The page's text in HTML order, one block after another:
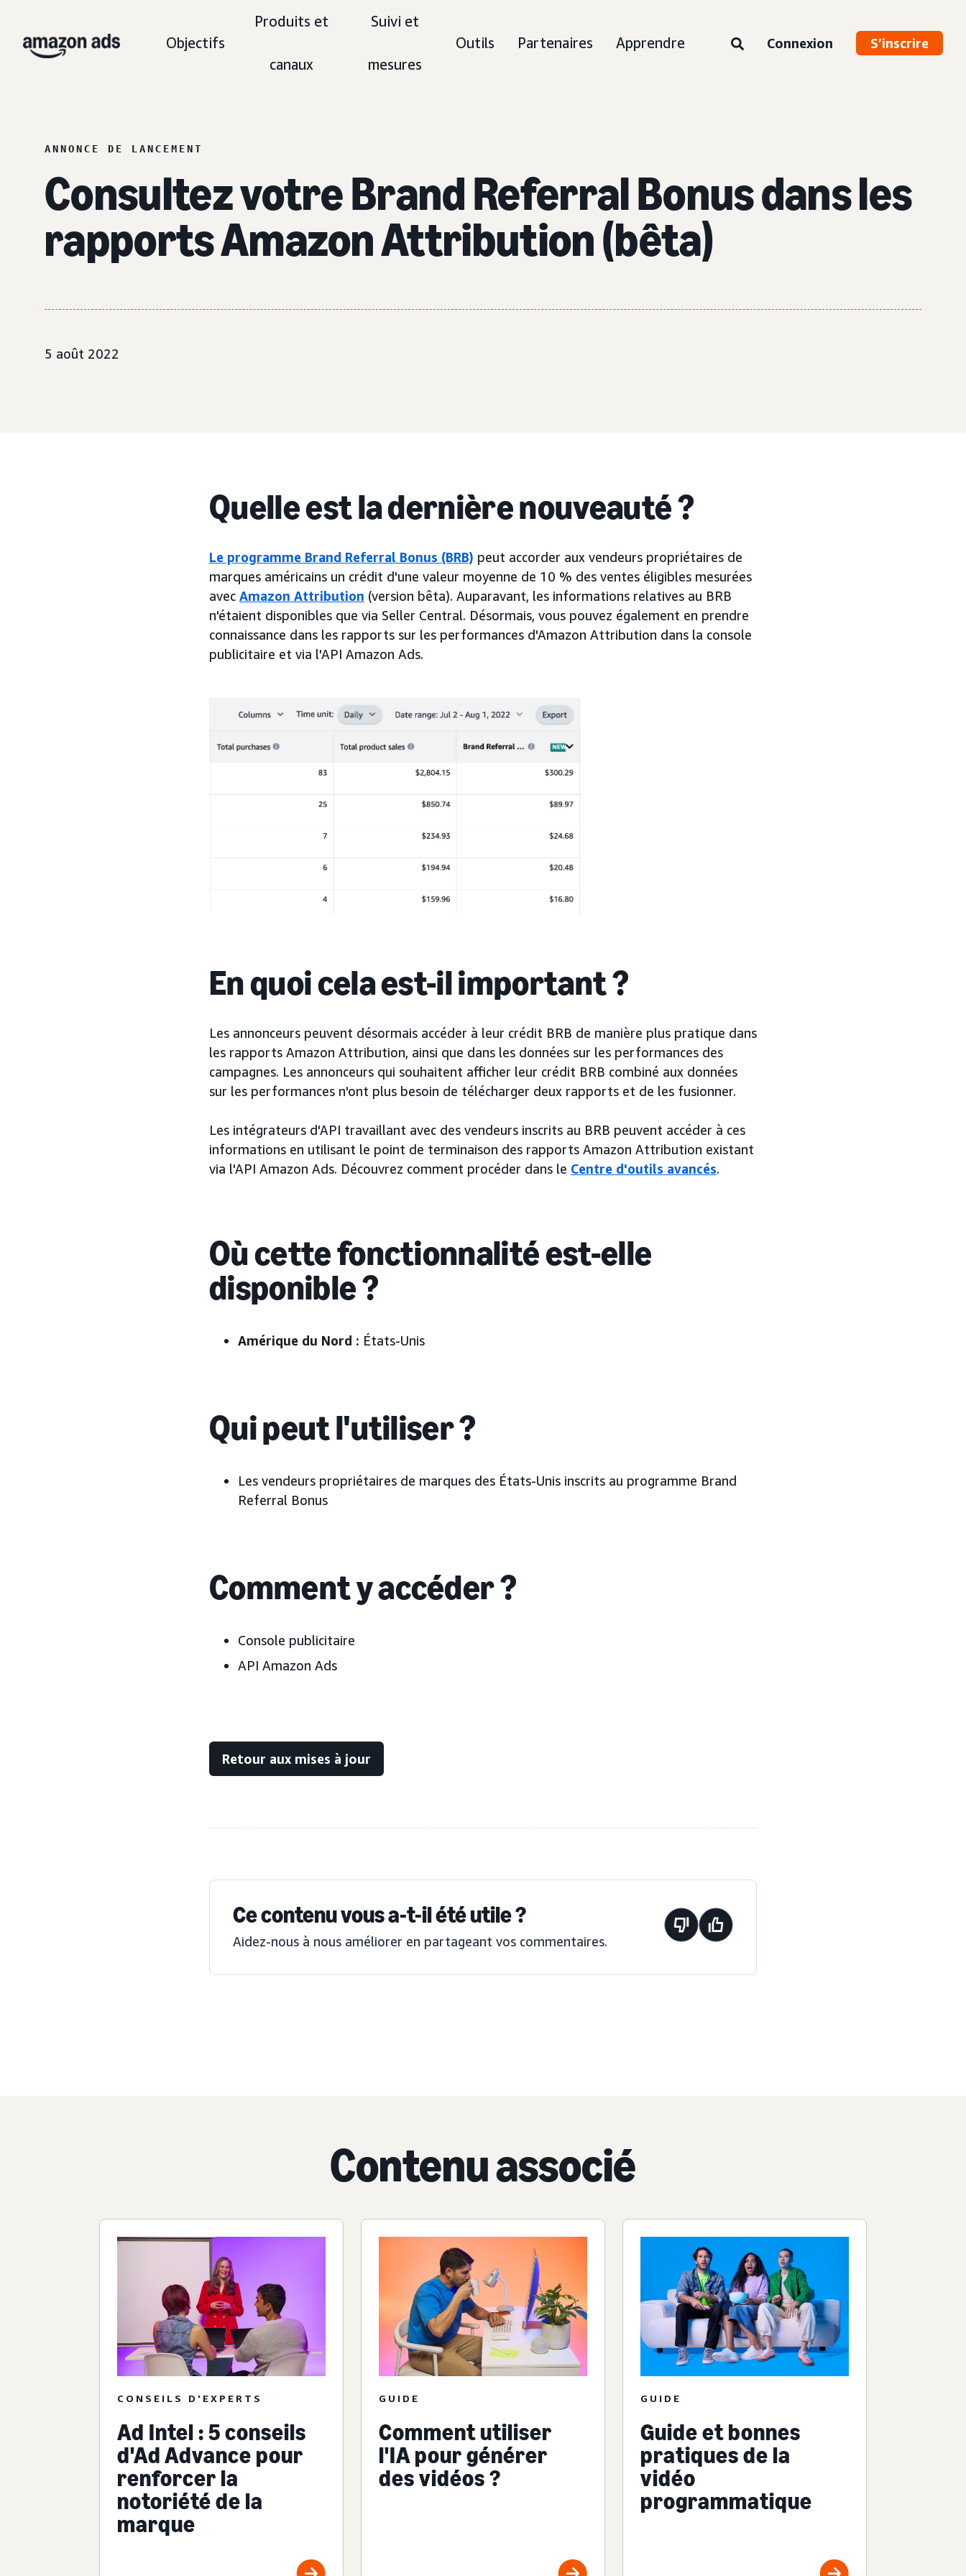
Objectifs
Produits et
canaux
Suivi et
mesures
Outils Partenaires Apprendre Connexion S’inscrire
ANNONCE DE LANCEMENT
Consultez votre Brand Referral Bonus dans les
rapports Amazon Attribution (bêta)
5 août 2022
Quelle est la dernière nouveauté ?
Le programme Brand Referral Bonus (BRB) peut accorder aux vendeurs propriétaires de
marques américains un crédit d'une valeur moyenne de 10 % des ventes éligibles mesurées
avec Amazon Attribution (version bêta). Auparavant, les informations relatives au BRB
n'étaient disponibles que via Seller Central. Désormais, vous pouvez également en prendre
connaissance dans les rapports sur les performances d'Amazon Attribution dans la console
publicitaire et via l'API Amazon Ads.
En quoi cela est-il important ?
Les annonceurs peuvent désormais accéder à leur crédit BRB de manière plus pratique dans
les rapports Amazon Attribution, ainsi que dans les données sur les performances des
campagnes. Les annonceurs qui souhaitent afficher leur crédit BRB combiné aux données
sur les performances n'ont plus besoin de télécharger deux rapports et de les fusionner.
Les intégrateurs d'API travaillant avec des vendeurs inscrits au BRB peuvent accéder à ces
informations en utilisant le point de terminaison des rapports Amazon Attribution existant
via l'API Amazon Ads. Découvrez comment procéder dans le Centre d'outils avancés.
Où cette fonctionnalité est-elle
disponible ?
Amérique du Nord : États-Unis
Qui peut l'utiliser ?
Les vendeurs propriétaires de marques des États-Unis inscrits au programme Brand
Referral Bonus
Comment y accéder ?
Console publicitaire
API Amazon Ads
Retour aux mises à jour
Ce contenu vous a-t-il été utile ?
Aidez-nous à nous améliorer en partageant vos commentaires.
Contenu associé
CONSEILS D'EXPERTS
Ad Intel : 5 conseils
d'Ad Advance pour
renforcer la
notoriété de la
marque
GUIDE
Comment utiliser
l'IA pour générer
des vidéos ?
GUIDE
Guide et bonnes
pratiques de la
vidéo
programmatique